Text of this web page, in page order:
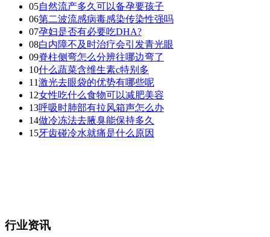
05自然流产多久可以备孕要孩子
06第二波流感病毒感染传染性强吗
07孕妇是否有必要吃DHA?
08白内障不及时治疗会引发青光眼
09脊柱侧弯怎么分辨往哪边弯了
10什么蔬菜含维生素c特别多
11激光去眼袋的优势有哪些呢
12女性吃什么食物可以减肥美容
13呼吸时肺部有拉风箱声怎么办
14做冷冻法去腋臭能保持多久
15牙齿碰冷水就痛是什么原因
行业资讯